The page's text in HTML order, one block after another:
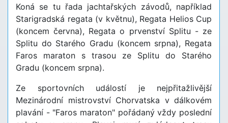
Koná se tu řada jachtařských závodů, například
Starigradská regata (v květnu), Regata Helios Cup
(koncem června), Regata o prvenství Splitu - ze
Splitu do Starého Gradu (koncem srpna), Regata
Faros maraton s trasou ze Splitu do Starého
Gradu (koncem srpna).
Ze sportovních událostí je nejpřitažlivější
Mezinárodní mistrovství Chorvatska v dálkovém
plavání - "Faros maraton" pořádaný vždy poslední